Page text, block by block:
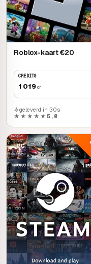
Roblox-kaart €20
CREDITS
1 019cr
geleverd in 30s
★★★★★ 5,0
PC